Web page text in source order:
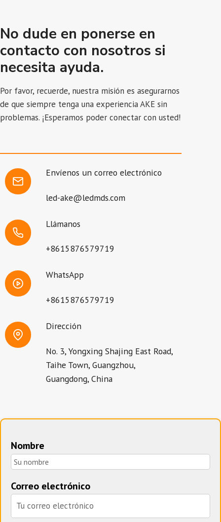
No dude en ponerse en
contacto con nosotros si
necesita ayuda.
Por favor, recuerde, nuestra misión es asegurarnos
de que siempre tenga una experiencia AKE sin
problemas. ¡Esperamos poder conectar con usted!
Envíenos un correo electrónico
led-ake@ledmds.com
Llámanos
+8615876579719
WhatsApp
+8615876579719
Dirección
No. 3, Yongxing Shajing East Road,
Taihe Town, Guangzhou,
Guangdong, China
Nombre
Correo electrónico